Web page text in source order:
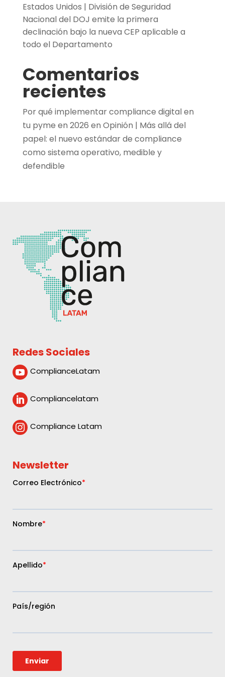
Estados Unidos | División de Seguridad
Nacional del DOJ emite la primera
declinación bajo la nueva CEP aplicable a
todo el Departamento
Comentarios
recientes
Por qué implementar compliance digital en
tu pyme en 2026 en Opinión | Más allá del
papel: el nuevo estándar de compliance
como sistema operativo, medible y
defendible
Redes Sociales
 ComplianceLatam
 Compliancelatam
 Compliance Latam
Newsletter